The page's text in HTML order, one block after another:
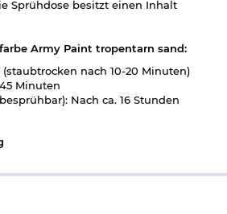
Sprühdose besitzt einen Inhalt
Army Paint tropentarn sand:
nach 10-20 Minuten)
Minuten
Nach ca. 16 Stunden
cm